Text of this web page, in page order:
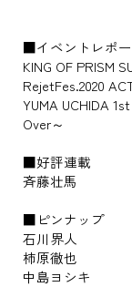
■イベントレポ
KING OF PRISM
RejetFes.2020
YUMA UCHIDA
Over～
■好評連載
斉藤壮馬
■ピンナップ
石川界人
柿原徹也
中島ヨシキ